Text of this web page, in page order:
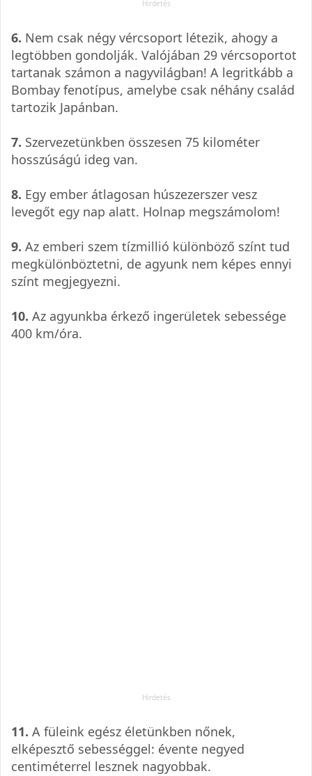
6. Nem csak négy vércsoport létezik, ahogy a
legtöbben gondolják. Valójában 29 vércsoportot
tartanak számon a nagyvilágban! A legritkább a
Bombay fenotípus, amelybe csak néhány család
tartozik Japánban.
7. Szervezetünkben összesen 75 kilométer
hosszúságú ideg van.
8. Egy ember átlagosan húszezerszer vesz
levegőt egy nap alatt. Holnap megszámolom!
9. Az emberi szem tízmillió különböző színt tud
megkülönböztetni, de agyunk nem képes ennyi
színt megjegyezni.
10. Az agyunkba érkező ingerületek sebessége
400 km/óra.
11. A füleink egész életünkben nőnek,
elképesztő sebességgel: évente negyed
centiméterrel lesznek nagyobbak.